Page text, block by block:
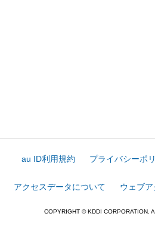
au ID利用規約 プライバシーポ
アクセスデータについて ウェブ
COPYRIGHT © KDDI CORPORATION.